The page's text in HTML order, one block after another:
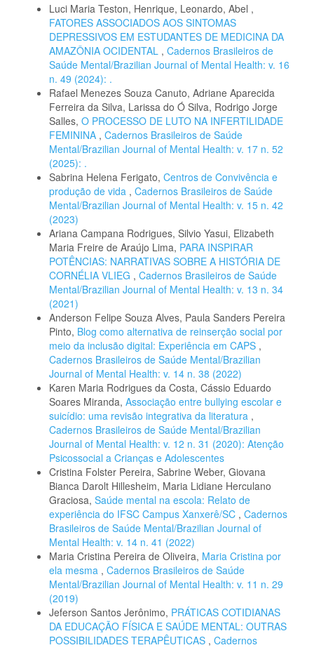
Luci Maria Teston, Henrique, Leonardo, Abel ,
FATORES ASSOCIADOS AOS SINTOMAS
DEPRESSIVOS EM ESTUDANTES DE MEDICINA DA
AMAZÔNIA OCIDENTAL , Cadernos Brasileiros de
Saúde Mental/Brazilian Journal of Mental Health: v. 16
n. 49 (2024): .
Rafael Menezes Souza Canuto, Adriane Aparecida
Ferreira da Silva, Larissa do Ó Silva, Rodrigo Jorge
Salles, O PROCESSO DE LUTO NA INFERTILIDADE
FEMININA , Cadernos Brasileiros de Saúde
Mental/Brazilian Journal of Mental Health: v. 17 n. 52
(2025): .
Sabrina Helena Ferigato, Centros de Convivência e
produção de vida , Cadernos Brasileiros de Saúde
Mental/Brazilian Journal of Mental Health: v. 15 n. 42
(2023)
Ariana Campana Rodrigues, Silvio Yasui, Elizabeth
Maria Freire de Araújo Lima, PARA INSPIRAR
POTÊNCIAS: NARRATIVAS SOBRE A HISTÓRIA DE
CORNÉLIA VLIEG , Cadernos Brasileiros de Saúde
Mental/Brazilian Journal of Mental Health: v. 13 n. 34
(2021)
Anderson Felipe Souza Alves, Paula Sanders Pereira
Pinto, Blog como alternativa de reinserção social por
meio da inclusão digital: Experiência em CAPS ,
Cadernos Brasileiros de Saúde Mental/Brazilian
Journal of Mental Health: v. 14 n. 38 (2022)
Karen Maria Rodrigues da Costa, Cássio Eduardo
Soares Miranda, Associação entre bullying escolar e
suicídio: uma revisão integrativa da literatura ,
Cadernos Brasileiros de Saúde Mental/Brazilian
Journal of Mental Health: v. 12 n. 31 (2020): Atenção
Psicossocial a Crianças e Adolescentes
Cristina Folster Pereira, Sabrine Weber, Giovana
Bianca Darolt Hillesheim, Maria Lidiane Herculano
Graciosa, Saúde mental na escola: Relato de
experiência do IFSC Campus Xanxerê/SC , Cadernos
Brasileiros de Saúde Mental/Brazilian Journal of
Mental Health: v. 14 n. 41 (2022)
Maria Cristina Pereira de Oliveira, Maria Cristina por
ela mesma , Cadernos Brasileiros de Saúde
Mental/Brazilian Journal of Mental Health: v. 11 n. 29
(2019)
Jeferson Santos Jerônimo, PRÁTICAS COTIDIANAS
DA EDUCAÇÃO FÍSICA E SAÚDE MENTAL: OUTRAS
POSSIBILIDADES TERAPÊUTICAS , Cadernos